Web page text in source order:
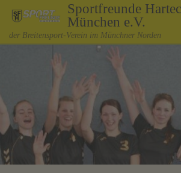
Zum Inhalt springenSportfreunde
München e.V.
der Breitensport-Verein im Münchner Norden